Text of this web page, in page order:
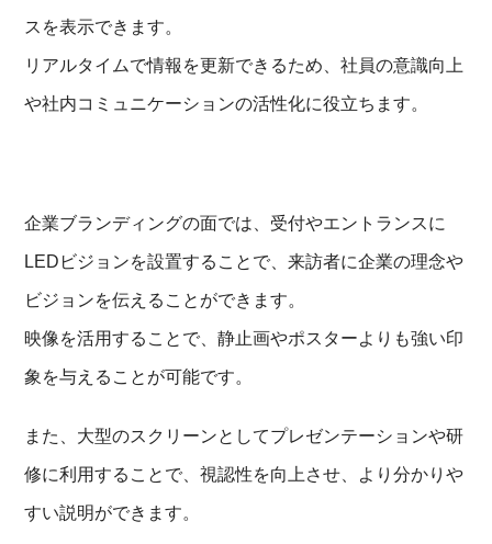
スを表示できます。
リアルタイムで情報を更新できるため、社員の意識向上
や社内コミュニケーションの活性化に役立ちます。
企業ブランディングの面では、受付やエントランスに
LEDビジョンを設置することで、来訪者に企業の理念や
ビジョンを伝えることができます。
映像を活用することで、静止画やポスターよりも強い印
象を与えることが可能です。
また、大型のスクリーンとしてプレゼンテーションや研
修に利用することで、視認性を向上させ、より分かりや
すい説明ができます。